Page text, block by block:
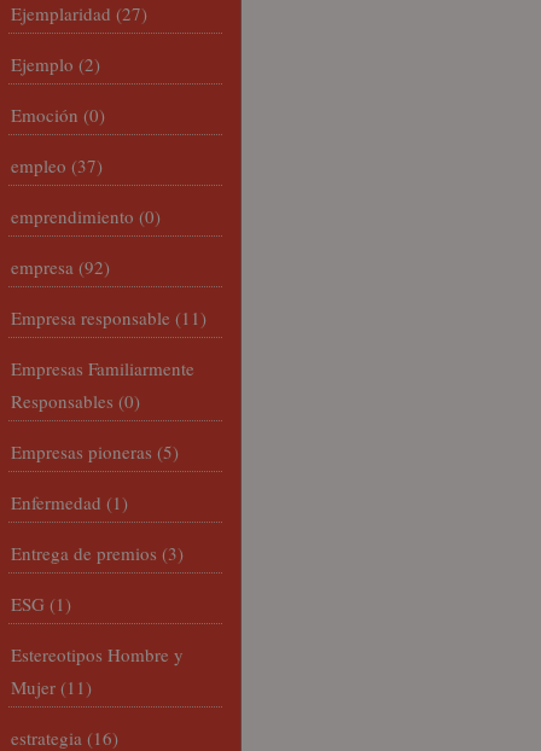
Ejemplaridad (27)
Ejemplo (2)
Emoción (0)
empleo (37)
emprendimiento (0)
empresa (92)
Empresa responsable (11)
Empresas Familiarmente
Responsables (0)
Empresas pioneras (5)
Enfermedad (1)
Entrega de premios (3)
ESG (1)
Estereotipos Hombre y
Mujer (11)
estrategia (16)